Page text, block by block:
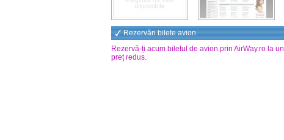
Rezervări bilete avion
Rezervă-ți acum biletul de avion prin AirWay.ro la un
preț redus.